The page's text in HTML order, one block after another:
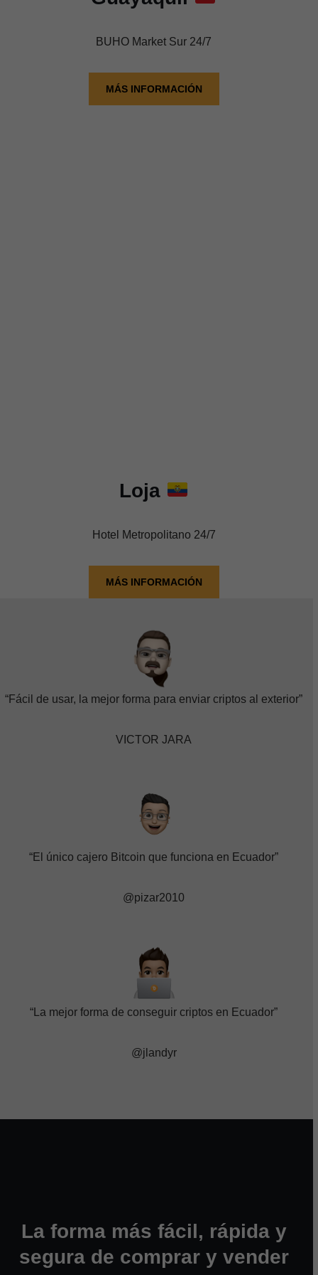
BUHO Market Sur 24/7
MÁS INFORMACIÓN
Loja
Hotel Metropolitano 24/7
MÁS INFORMACIÓN
“Fácil de usar, la mejor forma para enviar criptos al exterior”
VICTOR JARA
“El único cajero Bitcoin que funciona en Ecuador”
@pizar2010
“La mejor forma de conseguir criptos en Ecuador”
@jlandyr
La forma más fácil, rápida y
segura de comprar y vender